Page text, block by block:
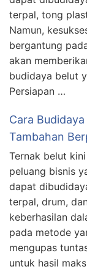
terpal, tong
Namun,
bergantung
akan
budidaya belut
Persiapan …
Cara
Tambahan
Ternak belut
peluang bisnis
dapat
terpal, drum,
keberhasilan
pada metode
mengupas
untuk hasil